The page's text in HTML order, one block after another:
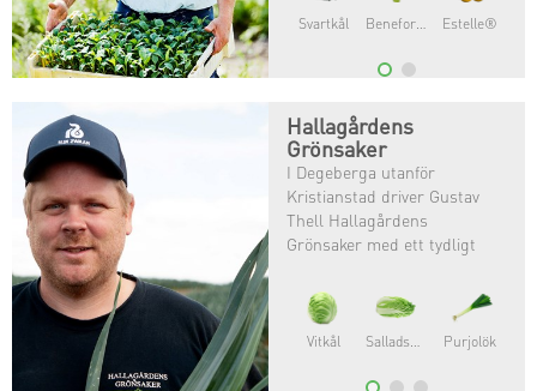
Broccoloco® Broccoli Krondill
Hallagårdens
Grönsaker
I Degeberga utanför
Kristianstad driver Gustav
Thell Hallagårdens
Grönsaker med ett tydligt
och högkvalitativa grönsaker.
Isbergsallat Sallarossa®